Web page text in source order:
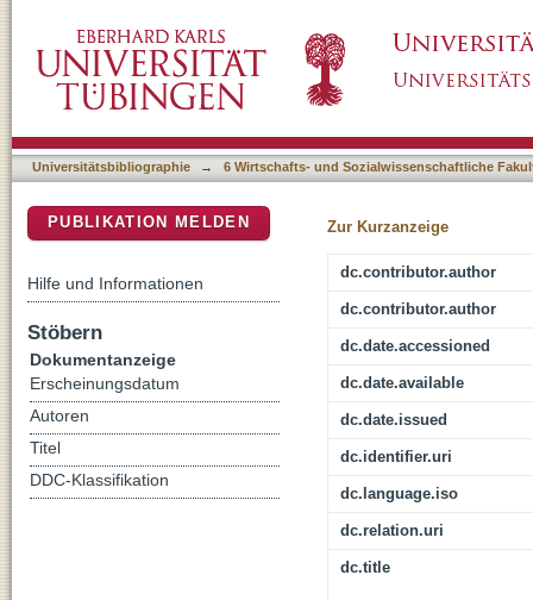
inerkultureller Kompetenz
Universitätsbibliographie → 6 Wirtschafts- und Sozialwissenschaftliche
Zur Kurzanzeige
dc.contributor.author
dc.contributor.author
dc.date.accessioned
dc.date.available
dc.date.issued
dc.identifier.uri
dc.language.iso
dc.relation.uri
dc.title
PUBLIKATION MELDEN
Hilfe und Informationen
Stöbern
Dokumentanzeige
Erscheinungsdatum
Autoren
Titel
DDC-Klassifikation